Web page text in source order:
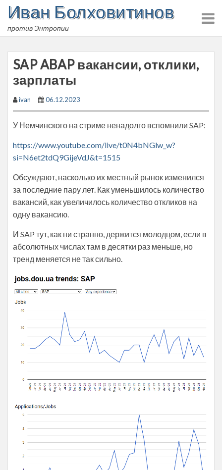
Skip
content
Иван Болховитинов
против Энтропии
SAP ABAP вакансии, отклики,
зарплаты
ivan 06.12.2023
У Немчинского на стриме ненадолго вспомнили SAP:
https://www.youtube.com/live/t0N4bNGlw_w?
si=N6et2tdQ9GijeVdJ&t=1515
Обсуждают, насколько их местный рынок изменился
за последние пару лет. Как уменьшилось количество
вакансий, как увеличилось количество откликов на
одну вакансию.
И SAP тут, как ни странно, держится молодцом, если в
абсолютных числах там в десятки раз меньше, но
тренд меняется не так сильно.